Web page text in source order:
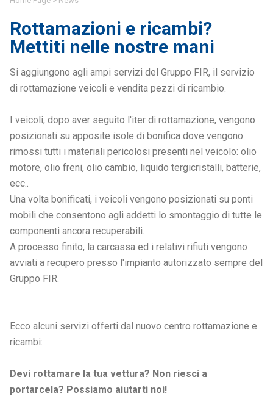
Rottamazioni e ricambi?
Mettiti nelle nostre mani
Si aggiungono agli ampi servizi del Gruppo FIR, il servizio
di rottamazione veicoli e vendita pezzi di ricambio.
I veicoli, dopo aver seguito l'iter di rottamazione, vengono
posizionati su apposite isole di bonifica dove vengono
rimossi tutti i materiali pericolosi presenti nel veicolo: olio
motore, olio freni, olio cambio, liquido tergicristalli, batterie,
ecc..
Una volta bonificati, i veicoli vengono posizionati su ponti
mobili che consentono agli addetti lo smontaggio di tutte le
componenti ancora recuperabili.
A processo finito, la carcassa ed i relativi rifiuti vengono
avviati a recupero presso l'impianto autorizzato sempre del
Gruppo FIR.
Ecco alcuni servizi offerti dal nuovo centro rottamazione e
ricambi:
Devi rottamare la tua vettura? Non riesci a
portarcela? Possiamo aiutarti noi!